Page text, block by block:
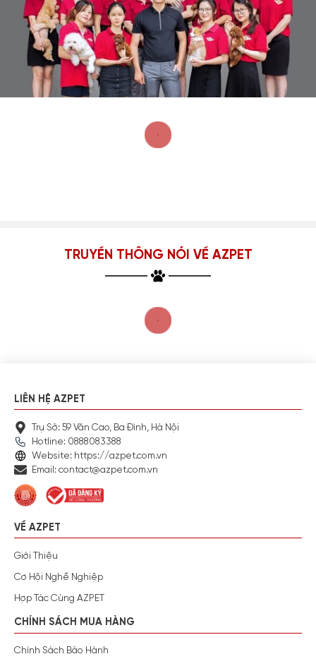
TRUYỀN THÔNG NÓI VỀ AZPET
LIÊN HỆ AZPET
Trụ Sở: 59 Văn Cao, Ba Đình, Hà Nội
Hotline: 0888083388
Website: https://azpet.com.vn
Email: contact@azpet.com.vn
VỀ AZPET
Giới Thiệu
Cơ Hội Nghề Nghiệp
Hợp Tác Cùng AZPET
CHÍNH SÁCH MUA HÀNG
Chính Sách Bảo Hành